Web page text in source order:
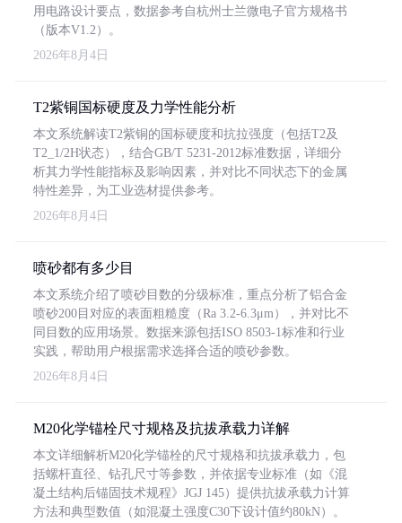
用电路设计要点，数据参考自杭州士兰微电子官方规格书
（版本V1.2）。
2026年8月4日
T2紫铜国标硬度及力学性能分析
本文系统解读T2紫铜的国标硬度和抗拉强度（包括T2及
T2_1/2H状态），结合GB/T 5231-2012标准数据，详细分
析其力学性能指标及影响因素，并对比不同状态下的金属
特性差异，为工业选材提供参考。
2026年8月4日
喷砂都有多少目
本文系统介绍了喷砂目数的分级标准，重点分析了铝合金
喷砂200目对应的表面粗糙度（Ra 3.2-6.3μm），并对比不
同目数的应用场景。数据来源包括ISO 8503-1标准和行业
实践，帮助用户根据需求选择合适的喷砂参数。
2026年8月4日
M20化学锚栓尺寸规格及抗拔承载力详解
本文详细解析M20化学锚栓的尺寸规格和抗拔承载力，包
括螺杆直径、钻孔尺寸等参数，并依据专业标准（如《混
凝土结构后锚固技术规程》JGJ 145）提供抗拔承载力计算
方法和典型数值（如混凝土强度C30下设计值约80kN）。